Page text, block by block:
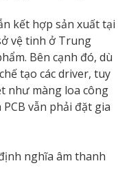
kết hợp sản xuất tại
vệ tinh ở Trung
Bên cạnh đó, dù
tạo các driver, tuy
như màng loa công
vẫn phải đặt gia